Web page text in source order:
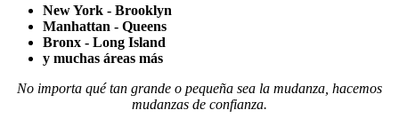
New York - Brooklyn
Manhattan - Queens
Bronx - Long Island
y muchas áreas más
No importa qué tan grande o pequeña sea la mudanza, hacemos
mudanzas de confianza.